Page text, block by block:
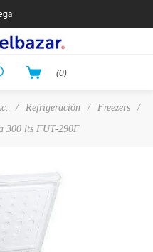
(0)
/ Refrigeración / Freezers
/
300 lts FUT-290F